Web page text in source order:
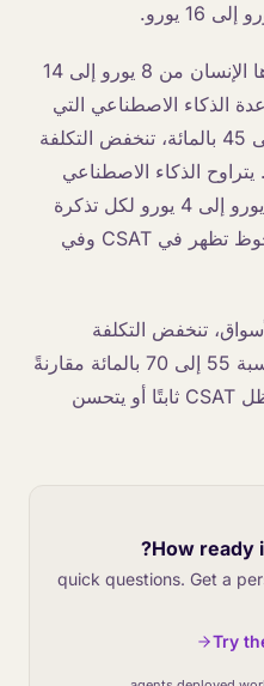
تتراوح تكلفة الأسواق التي يقودها الإنسان من 8 يورو إلى 14
الذكاء الاصطناعي التي
تزيد إنتاجية الوكيل بنسبة 30 إلى 45 بالمائة، تنخفض التكلفة
6 يورو إلى 10 يورو. يتراوح الذكاء الاصطناعي
الخالص في تلك الأسواق من 3 يورو إلى 4 يورو لكل تذكرة
ولكنه ينتج نتائج أسوأ بشكل ملحوظ تظهر في CSAT وفي
تنخفض التكلفة
المختلطة لكل تذكرة محلولة بنسبة 55 إلى 70 بالمائة مقارنةً
بخط أساس بشري بالكامل، ويظل CSAT ثابتًا أو يتحسن
How ready
6 quick questions. Get a
Try